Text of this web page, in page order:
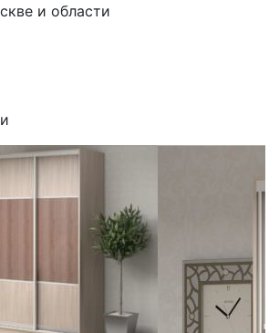
и области